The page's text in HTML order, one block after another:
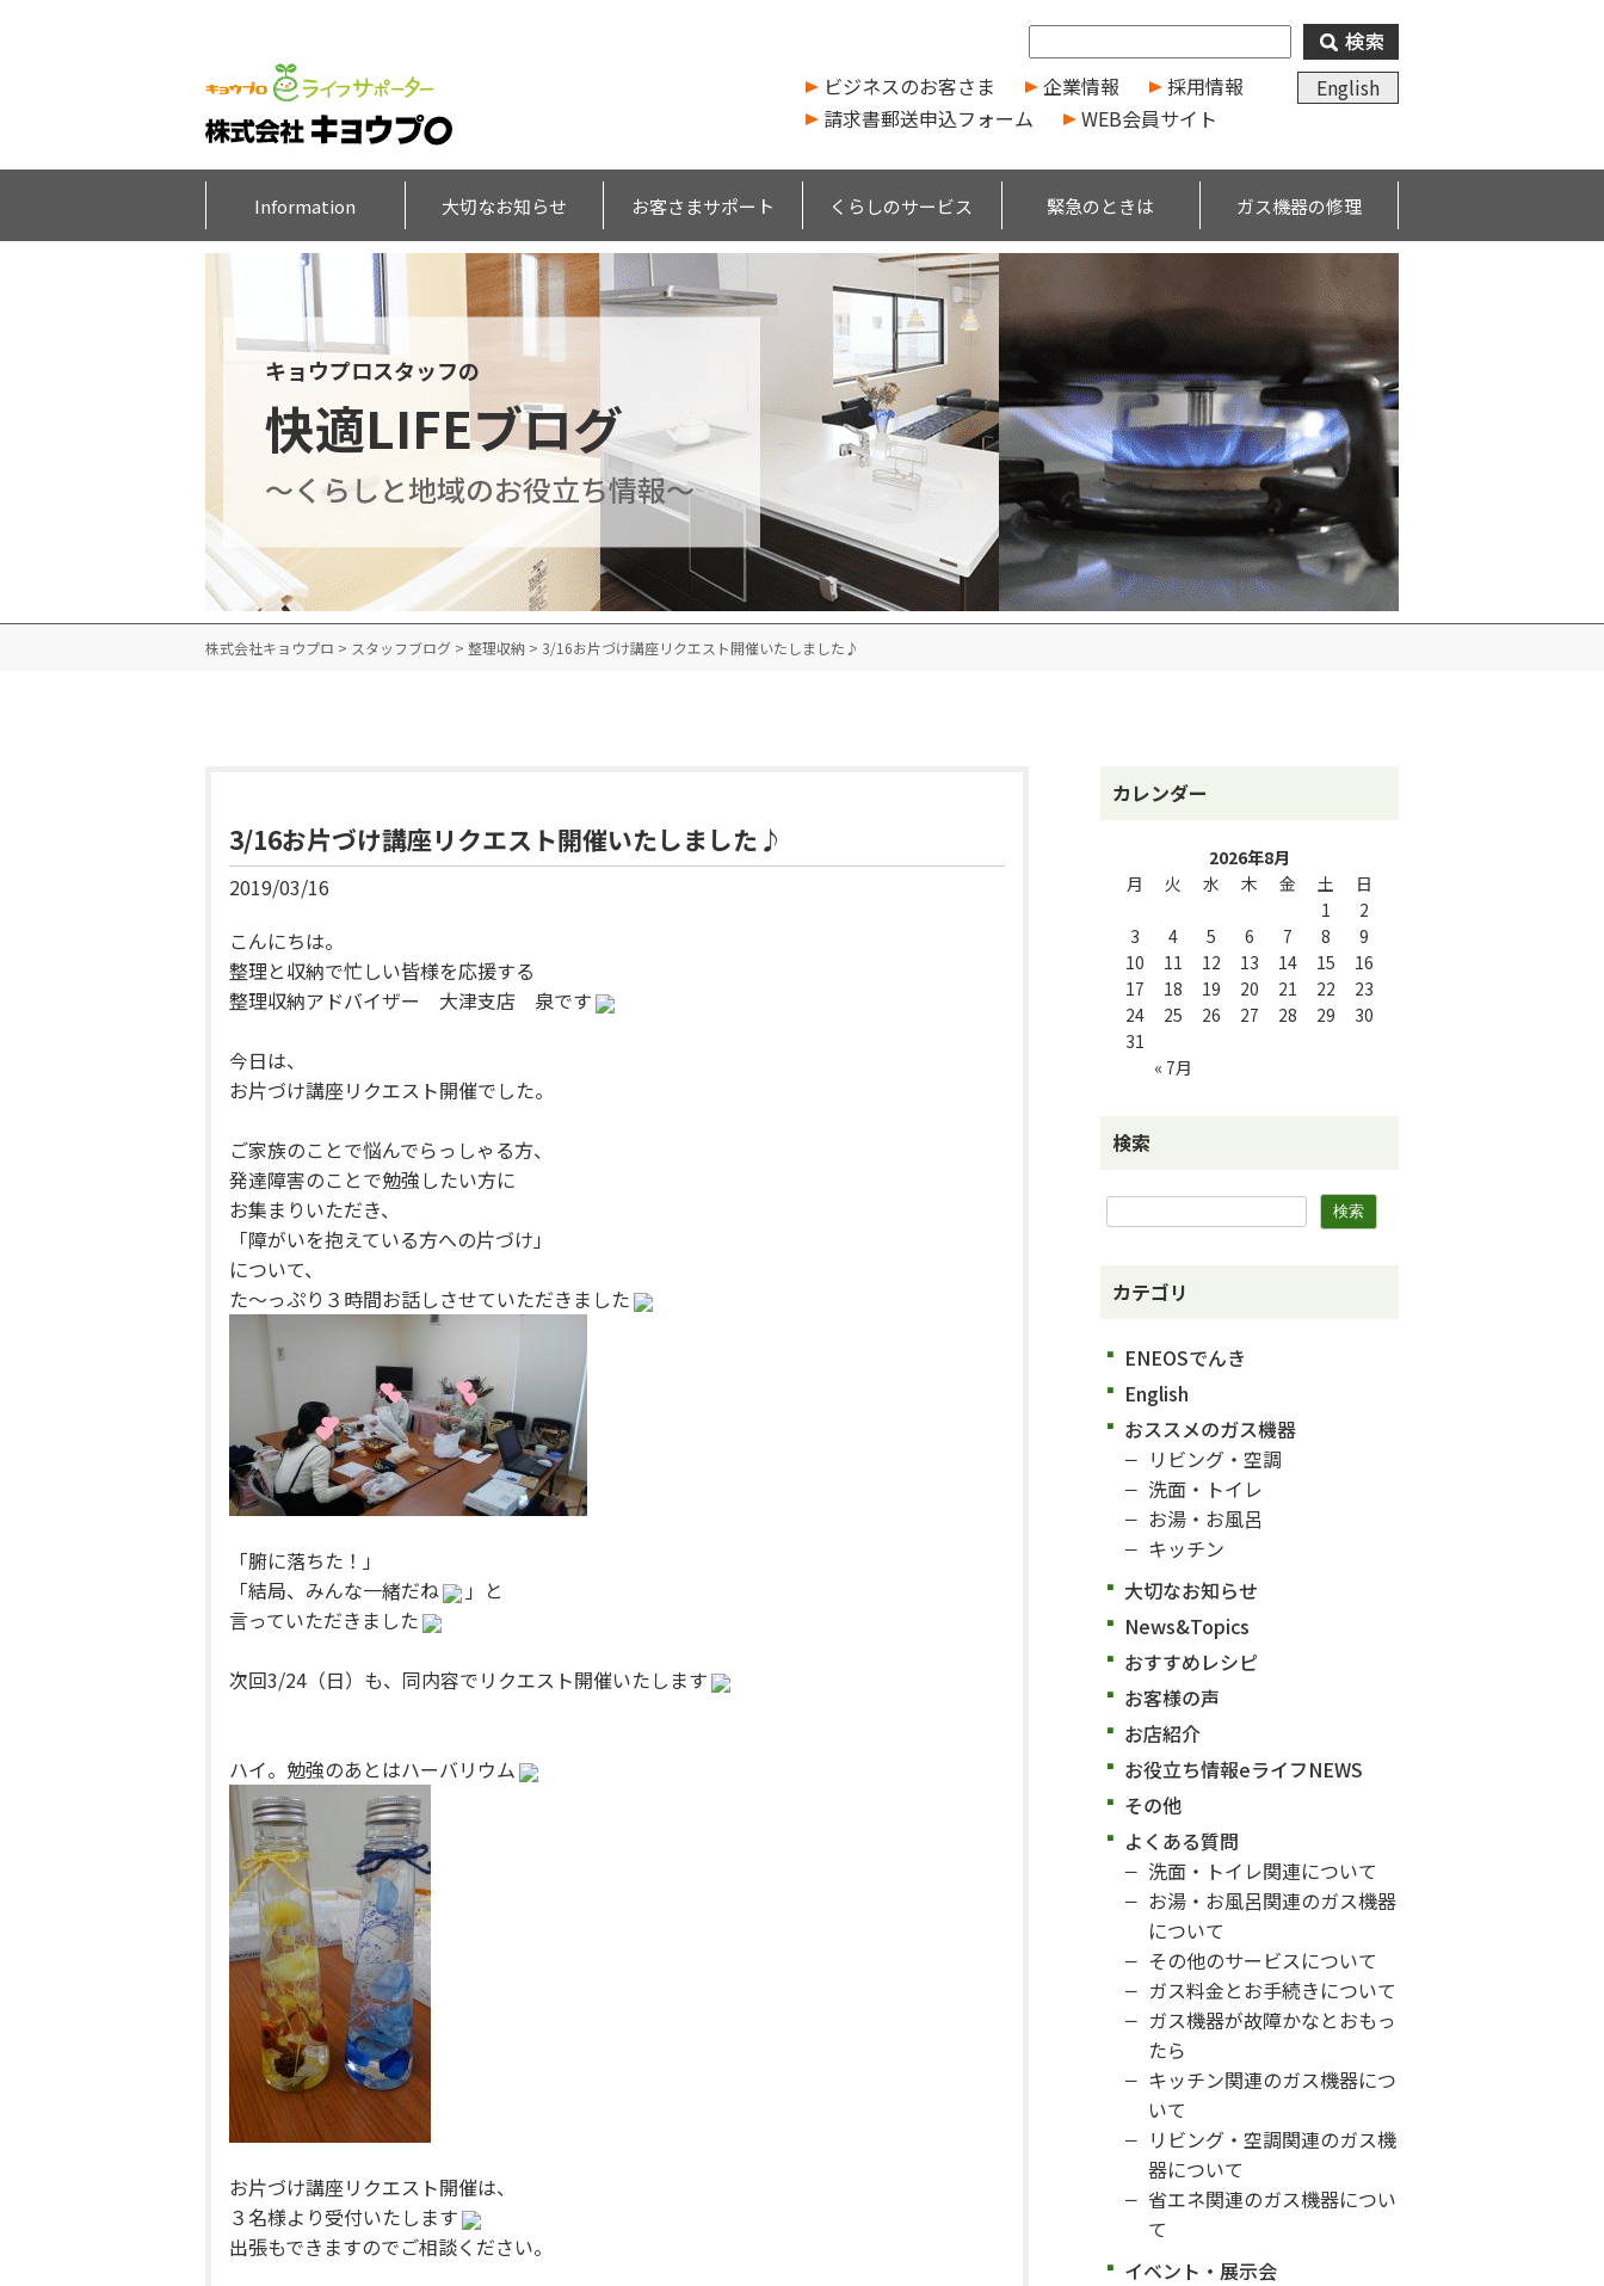
ビジネスのお客さま 企業情報 採用情報
English
請求書郵送申込フォーム
WEB会員サイト
Information 大切なお知らせ お客さまサポート くらしのサービス 緊急のときは ガス機器の修理
キョウプロスタッフの
快適LIFEブログ
～くらしと地域のお役立ち情報～
株式会社キョウプロ > スタッフブログ > 整理収納 > 3/16お片づけ講座リクエスト開催いたしました♪
3/16お片づけ講座リクエスト開催いたしました♪
2019/03/16
こんにちは。
整理と収納で忙しい皆様を応援する
整理収納アドバイザー 大津支店 泉です
今日は、
お片づけ講座リクエスト開催でした。
ご家族のことで悩んでらっしゃる方、
発達障害のことで勉強したい方に
お集まりいただき、
「障がいを抱えている方への片づけ」
について、
た～っぷり３時間お話しさせていただきました
「腑に落ちた！」
「結局、みんな一緒だね
」と
言っていただきました
次回3/24（日）も、同内容でリクエスト開催いたします
ハイ。勉強のあとはハーバリウム
お片づけ講座リクエスト開催は、
３名様より受付いたします
出張もできますのでご相談ください。
カレンダー
2026年8月
月
火 水 木 金 土 日
« 7月
1
2
3
4 5 6 7 8
9
10
11 12 13 14 15
16
17
18 19 20 21 22
23
24
25 26 27 28 29
30
31
検索
カテゴリ
ENEOSでんき
English
おススメのガス機器
リビング・空調
洗面・トイレ
お湯・お風呂
キッチン
大切なお知らせ
News&Topics
おすすめレシピ
お客様の声
お店紹介
お役立ち情報eライフNEWS
その他
よくある質問
洗面・トイレ関連について
お湯・お風呂関連のガス機器
について
その他のサービスについて
ガス料金とお手続きについて
ガス機器が故障かなとおもっ
たら
キッチン関連のガス機器につ
いて
リビング・空調関連のガス機
器について
省エネ関連のガス機器につい
て
イベント・展示会